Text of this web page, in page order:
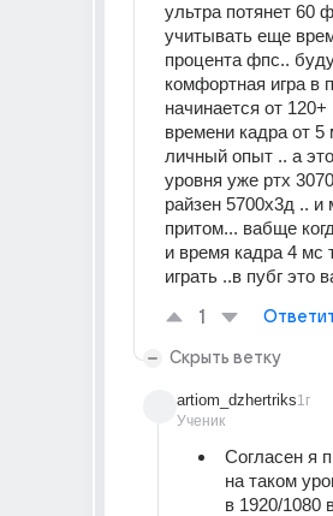
ультра потянет 60
учитывать еще
процента фпс..
комфортная игра в
начинается от 120+
времени кадра от 5
личный опыт .. а
уровня уже ртх
райзен 5700х3д .. и
притом... вабще
и время кадра 4 мс
играть ..в пубг это
1
Скрыть ветку
artiom_dzhertriks
Ученик
1г
Согласен я
на таком
в 1920/1080